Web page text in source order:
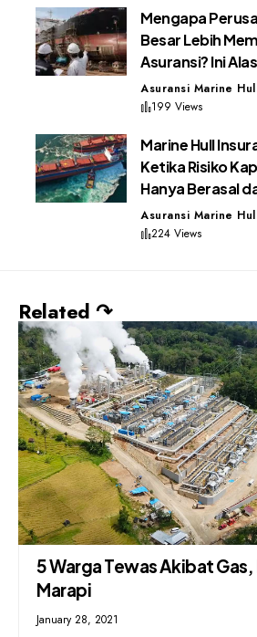
Mengapa
Besar Lebih
Asuransi? Ini
Asuransi Marine
199 Views
Marine Hull
Ketika Risiko
Hanya Berasal
Asuransi Marine
224 Views
Related ↷
5 Warga Tewas Akibat Gas,
Marapi
January 28, 2021